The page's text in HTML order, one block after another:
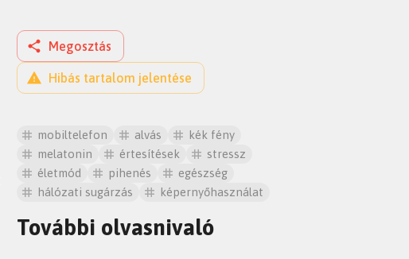
Megosztás
Hibás tartalom jelentése
mobiltelefon alvás
kék fény
melatonin
értesítések
stressz
életmód
pihenés
egészség
hálózati sugárzás
képernyőhasználat
További olvasnivaló